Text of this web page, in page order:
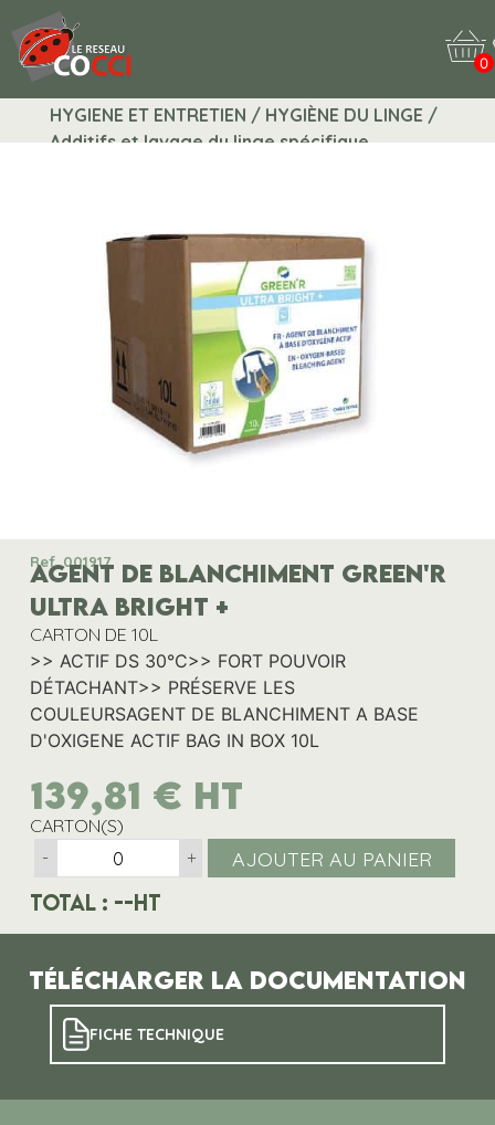
0
HYGIENE ET ENTRETIEN / HYGIÈNE DU LINGE /
Additifs et lavage du linge spécifique
Ref. 001917
AGENT DE BLANCHIMENT GREEN'R
ULTRA BRIGHT +
CARTON DE 10L
>> ACTIF DS 30°C>> FORT POUVOIR
DÉTACHANT>> PRÉSERVE LES
COULEURSAGENT DE BLANCHIMENT A BASE
D'OXIGENE ACTIF BAG IN BOX 10L
139,81 € HT
CARTON(S)
-
+ AJOUTER AU PANIER
Total : --HT
Télécharger la documentation
FICHE TECHNIQUE